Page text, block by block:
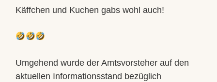
Käffchen und Kuchen gabs wohl auch!
Umgehend wurde der Amtsvorsteher auf den
aktuellen Informationsstand bezüglich